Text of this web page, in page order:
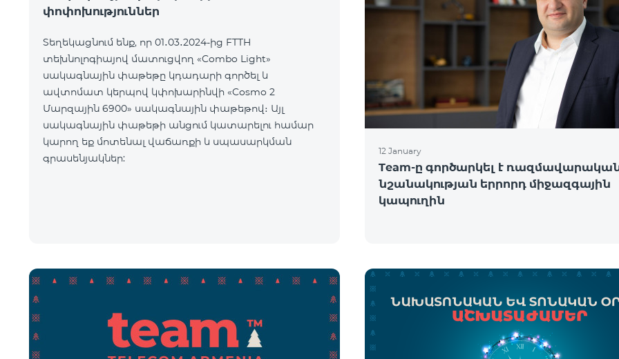
փոփոխություններ
Տեղեկացնում ենք, որ 01․03․2024-ից FTTH
տեխնոլոգիայով մատուցվող «Combo Light»
սակագնային փաթեթը կդադարի գործել և
ավտոմատ կերպով կփոխարինվի «Cosmo 2
Մարզային 6900» սակագնային փաթեթով։ Այլ
սակագնային փաթեթի անցում կատարելու համար
կարող եք մոտենալ վաճառքի և սպասարկման
գրասենյակներ:
12 January
Team-ը գործարկել է
նշանակության երրորդ միջազգային
կապուղին